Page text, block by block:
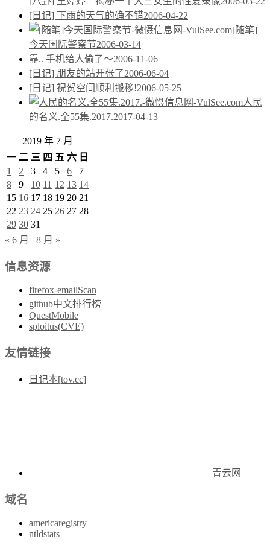
[日记] 下雨的天气的确不错2006-04-22
[随笔]
今天国际警察节2006-03-14
靠.. 手机给人偷了～2006-11-06
[日记] 朋友的站开张了2006-06-04
[日记] 祝贺空间顺利搬移!2006-05-25
人民
的名义.全55集.2017.2017-04-13
2019 年 7 月
一 二 三 四 五 六 日
1
2 3 4 5 6
7
8
9 10 11 12 13 14
15 16 17 18 19 20 21
22 23 24 25 26 27 28
29 30 31
« 6 月
8 月 »
信息资源
firefox-emailScan
github中文排行榜
QuestMobile
sploitus(CVE)
友情链接
日记本[tov.cc]
青云网
域名
americaregistry
ntldstats